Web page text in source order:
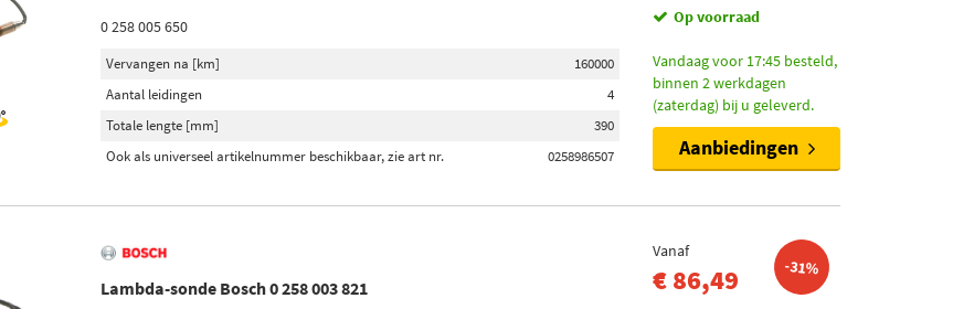
0 258 005 650
Vervangen na [km]
160000
Aantal leidingen
4
Totale lengte [mm]
390
Ook als universeel artikelnummer beschikbaar, zie art nr.
0258986507
Op voorraad
Vandaag voor 17:45 besteld,
binnen 2 werkdagen
(zaterdag) bij u geleverd.
Aanbiedingen
Lambda-sonde Bosch 0 258 003 821
Vanaf
€ 86,49 -31%